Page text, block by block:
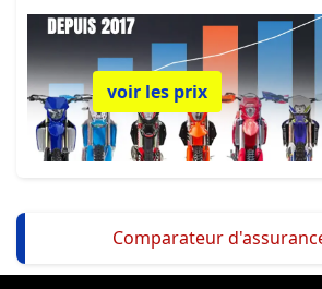
voir les prix
Comparateur